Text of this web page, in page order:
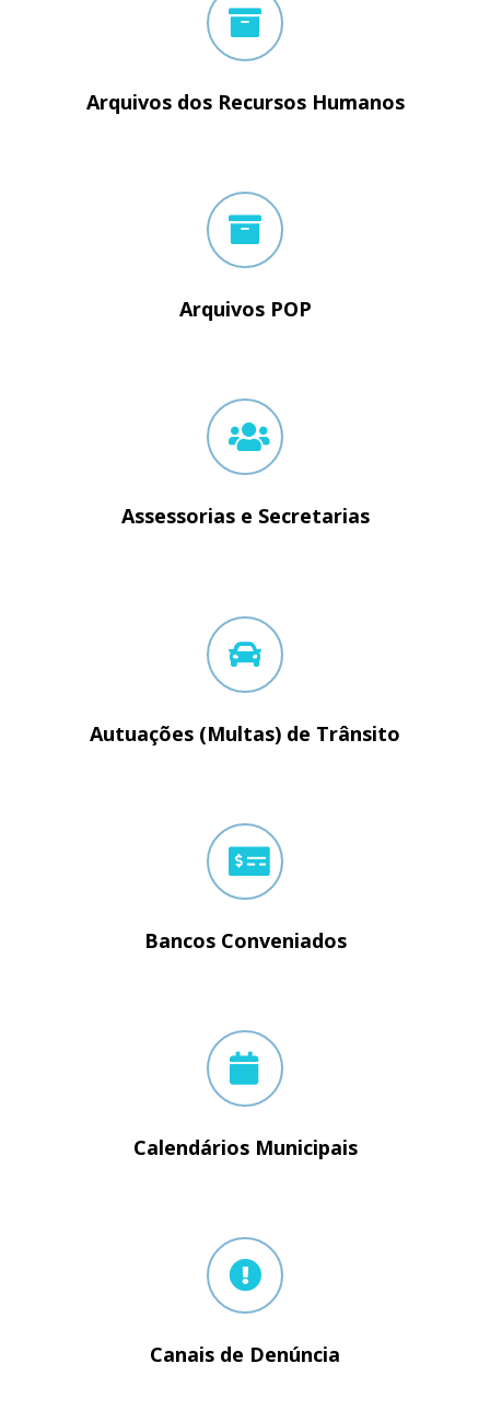
Arquivos dos Recursos Humanos
Arquivos POP
Assessorias e Secretarias
Autuações (Multas) de Trânsito
Bancos Conveniados
Calendários Municipais
Canais de Denúncia